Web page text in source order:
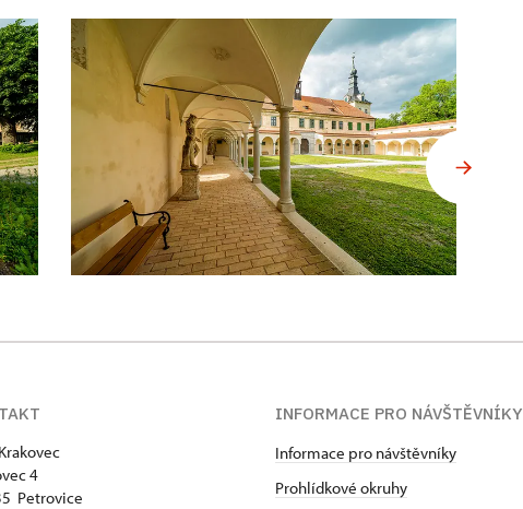
4
Petrovice
INFORMACE PRO NÁVŠTĚVNÍKY
Informace pro návštěvníky
Prohlídkové okruhy